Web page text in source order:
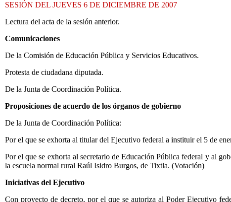
SESIÓN DEL JUEVES 6 DE DICIEMBRE DE 2007
Lectura del acta de la sesión anterior.
Comunicaciones
De la Comisión de Educación Pública y Servicios Educativos.
Protesta de ciudadana diputada.
De la Junta de Coordinación Política.
Proposiciones de acuerdo de los órganos de gobierno
De la Junta de Coordinación Política:
Por el que se exhorta al titular del Ejecutivo federal a instituir el 5 de
Por el que se exhorta al secretario de Educación Pública federal y al
la escuela normal rural Raúl Isidro Burgos, de Tixtla. (Votación)
Iniciativas del Ejecutivo
Con proyecto de decreto, por el que se autoriza al Poder Ejecutivo